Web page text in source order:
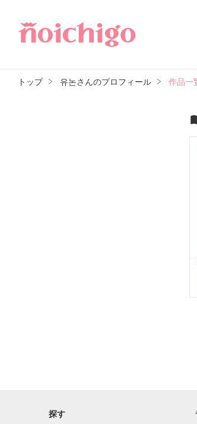
トップ 유논さんのプロフィール 作品一
探す